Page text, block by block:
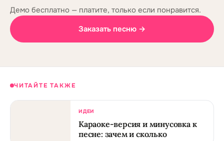
Демо бесплатно — платите, только если понравится.
Заказать песню →
ЧИТАЙТЕ ТАКЖЕ
ИДЕИ
Караоке-версия и минусовка к
песне: зачем и сколько